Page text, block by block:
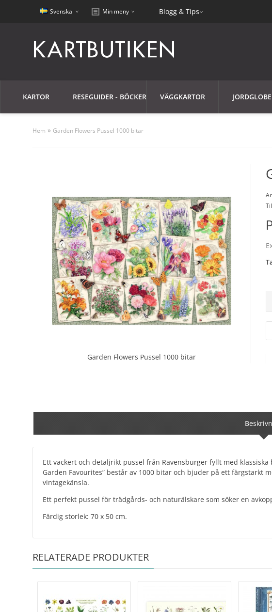
Svenska Min meny Blogg & Tips
KARTOR RESEGUIDER - BÖCKER VÄGGKARTOR
Hem » Garden Flowers Pussel 1000 bitar
Garden Flowers Pussel 1000 bitar
Ett vackert och detaljrikt pussel från Ravensburger fyllt med
Garden Favourites” består av 1000 bitar och bjuder på ett
vintagekänsla.
Ett perfekt pussel för trädgårds- och naturälskare som söker en
Färdig storlek: 70 x 50 cm.
RELATERADE PRODUKTER